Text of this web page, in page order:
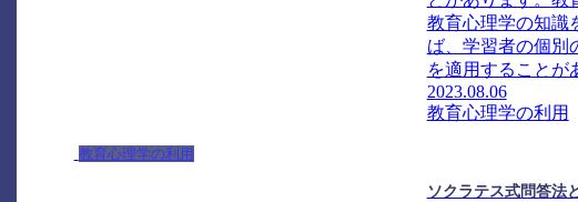
教育心理学の知識
ば、学習者の個別
を適用することが
2023.08.06
教育心理学の利用
教育心理学の利用
ソクラテス式問答法